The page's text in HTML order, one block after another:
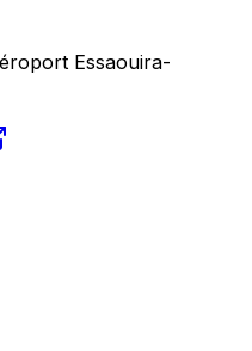
Essaouira-